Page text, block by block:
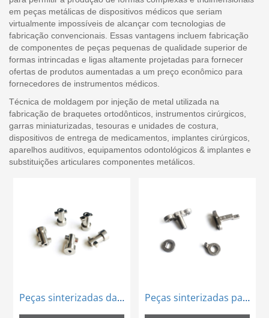
em peças metálicas de dispositivos médicos que seriam
virtualmente impossíveis de alcançar com tecnologias de
fabricação convencionais. Essas vantagens incluem fabricação
de componentes de peças pequenas de qualidade superior de
formas intrincadas e ligas altamente projetadas para fornecer
ofertas de produtos aumentadas a um preço econômico para
fornecedores de instrumentos médicos.
Técnica de moldagem por injeção de metal utilizada na
fabricação de braquetes ortodônticos, instrumentos cirúrgicos,
garras miniaturizadas, tesouras e unidades de costura,
dispositivos de entrega de medicamentos, implantes cirúrgicos,
aparelhos auditivos, equipamentos odontológicos & implantes e
substituições articulares componentes metálicos.
Peças sinterizadas da máquina de friso médica MIM Peças sinterizadas para fabricação de metais MIM